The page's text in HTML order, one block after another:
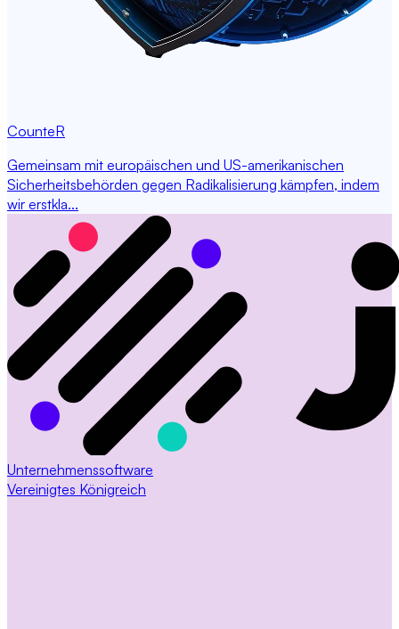
CounteR
Gemeinsam mit europäischen und US-amerikanischen
Sicherheitsbehörden gegen Radikalisierung kämpfen, indem
wir erstkla...
Unternehmenssoftware
Vereinigtes Königreich